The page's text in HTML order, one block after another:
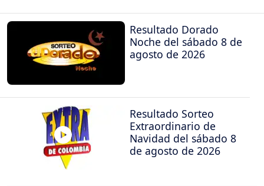
Resultado Dorado
Noche del sábado 8 de
agosto de 2026
Resultado Sorteo
Extraordinario de
Navidad del sábado 8
de agosto de 2026